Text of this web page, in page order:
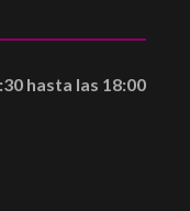
hasta las 18:00